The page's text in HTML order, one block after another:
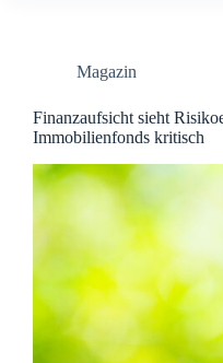
Magazin
Finanzaufsicht sieht
Immobilienfonds kritisch